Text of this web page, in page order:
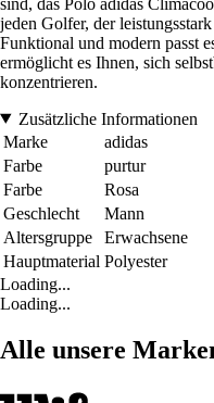
jeden Golfer, der
Funktional und modern passt
ermöglicht es Ihnen, sich
konzentrieren.
Zusätzliche Informationen
Marke
adidas
Farbe
purtur
Farbe
Rosa
Geschlecht
Mann
Altersgruppe
Erwachsene
Hauptmaterial Polyester
Loading...
Loading...
Alle unsere